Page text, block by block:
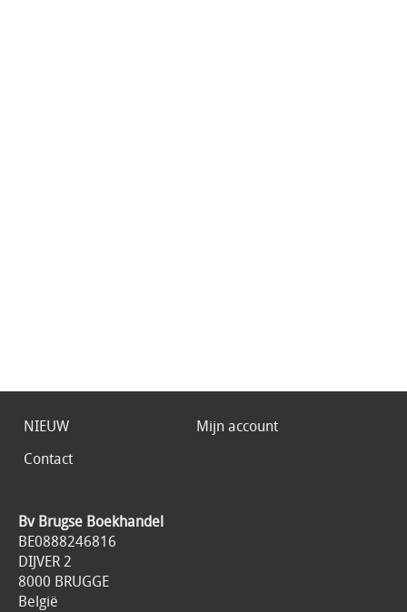
NIEUW
Mijn account
Contact
Bv Brugse Boekhandel
BE0888246816
DIJVER 2
8000 BRUGGE
België